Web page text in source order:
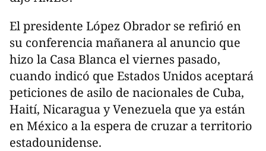
El presidente López Obrador se refirió en
su conferencia mañanera al anuncio que
hizo la Casa Blanca el viernes pasado,
cuando indicó que Estados Unidos aceptará
peticiones de asilo de nacionales de Cuba,
Haití, Nicaragua y Venezuela que ya están
en México a la espera de cruzar a territorio
estadounidense.